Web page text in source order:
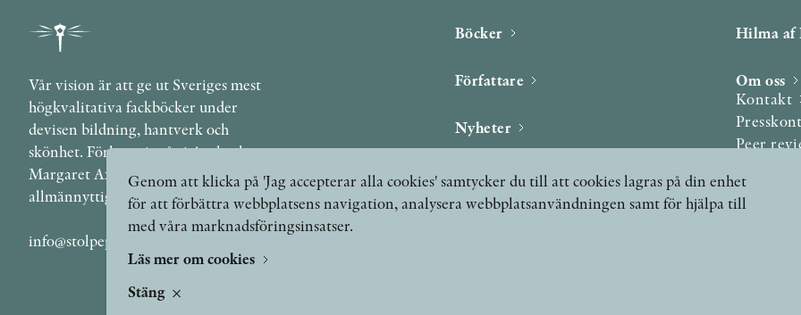
Vår vision är att ge ut Sveriges mest
högkvalitativa fackböcker under
devisen bildning, hantverk och
skönhet. Förlaget ingår i Axel och
Margaret Ax:son Johnsons stiftelse för
allmännyttiga ändamål.
info@stolpepublishing.se
Böcker
Författare
Nyheter
Podcast & video
Yukiko och Patrik möter
Stolpe Stories
Hilma
Om oss
Kontakt
Peer
Genom att klicka på 'Jag accepterar alla cookies' samtycker du till att cookies lagras på din enhet
för att förbättra webbplatsens navigation, analysera webbplatsanvändningen samt för hjälpa till
med våra marknadsföringsinsatser.
Läs mer om cookies
Stäng